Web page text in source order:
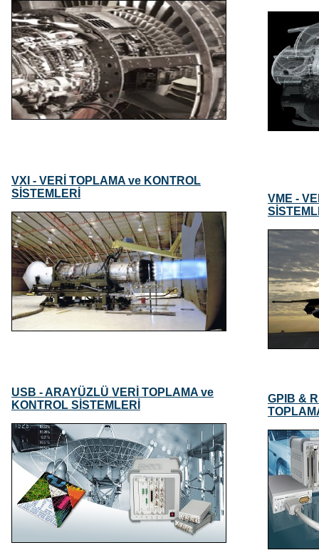
VXI - VERİ TOPLAMA ve KONTROL
SİSTEMLERİ
VME -
USB - ARAYÜZLÜ VERİ TOPLAMA ve
KONTROL SİSTEMLERİ
GPIB &